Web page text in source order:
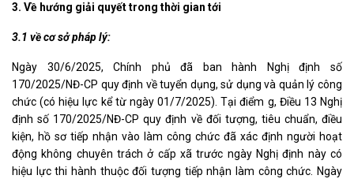
3. Về hướng giải quyết trong thời gian tới
3.1 về cơ sở pháp lý:
Ngày 30/6/2025, Chính phủ đã ban hành Nghị định số
170/2025/NĐ-CP quy định về tuyển dụng, sử dụng và quản lý công
chức (có hiệu lực kể từ ngày 01/7/2025). Tại điểm g, Điều 13 Nghị
định số 170/2025/NĐ-CP quy định về đối tượng, tiêu chuẩn, điều
kiện, hồ sơ tiếp nhận vào làm công chức đã xác định người hoạt
động không chuyên trách ở cấp xã trước ngày Nghị định này có
hiệu lực thi hành thuộc đối tượng tiếp nhận làm công chức. Ngày